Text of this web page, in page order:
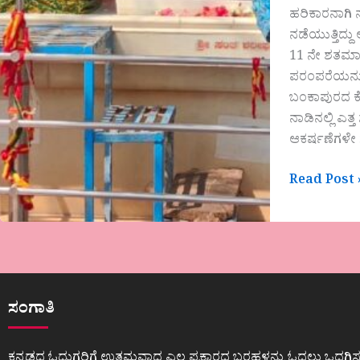
ಹರಿಕಾರನಾಗಿ
11 ನೇ
ಬಂಕಾಪುರದ
ನಾಡಿನಲ್ಲಿ
ಆಕರ್ಷಣೆಗಳೇ
Read Post
ಸಂಗಾತಿ